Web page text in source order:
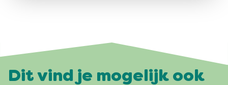
Dit vind je mogelijk ook